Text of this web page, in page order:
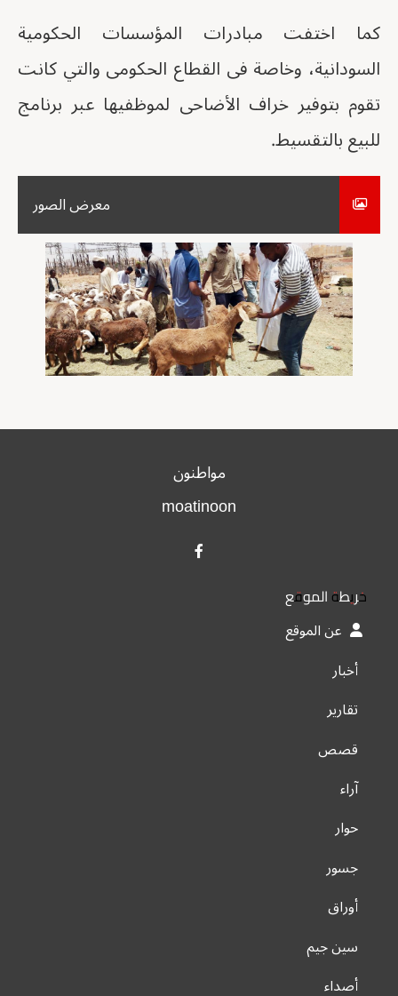
كما اختفت مبادرات المؤسسات الحكومية
السودانية، وخاصة فى القطاع الحكومى والتي كانت
تقوم بتوفير خراف الأضاحى لموظفيها عبر برنامج
للبيع بالتقسيط.
معرض الصور
مواطنون
moatinoon
خريطة الموقع
عن الموقع
أخبار
تقارير
قصص
آراء
حوار
جسور
أوراق
سين جيم
أصداء